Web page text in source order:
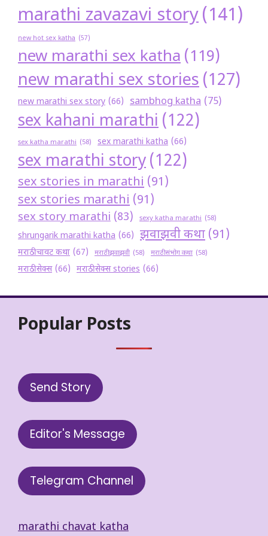
marathi zavazavi story(141)
new hot sex katha (57)
new marathi sex katha (119)
new marathi sex stories(127)
new marathi sex story (66) sambhog katha (75)
sex kahani marathi (122)
sex katha marathi (58) sex marathi katha (66)
sex marathi story (122)
sex stories in marathi (91)
sex stories marathi (91)
sex story marathi (83) sexy katha marathi (58)
shrungarik marathi katha (66) झवाझवी कथा (91)
मराठी चावट कथा (67) मराठी झवाझवी (58) मराठी संभोग कथा (58)
मराठी सेक्स (66) मराठी सेक्स stories (66)
Popular Posts
Send Story
Editor's Message
Telegram Channel
marathi chavat katha